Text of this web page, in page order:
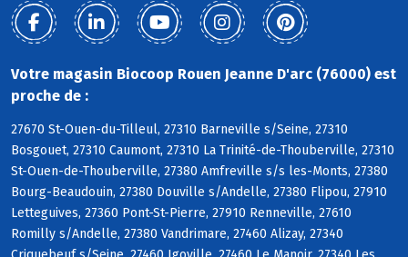
Votre magasin Biocoop Rouen Jeanne D'arc (76000) est
proche de :
27670 St-Ouen-du-Tilleul, 27310 Barneville s/Seine, 27310
Bosgouet, 27310 Caumont, 27310 La Trinité-de-Thouberville, 27310
St-Ouen-de-Thouberville, 27380 Amfreville s/s les-Monts, 27380
Bourg-Beaudouin, 27380 Douville s/Andelle, 27380 Flipou, 27910
Letteguives, 27360 Pont-St-Pierre, 27910 Renneville, 27610
Romilly s/Andelle, 27380 Vandrimare, 27460 Alizay, 27340